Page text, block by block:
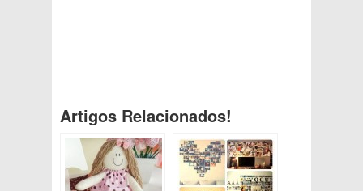
Artigos Relacionados!